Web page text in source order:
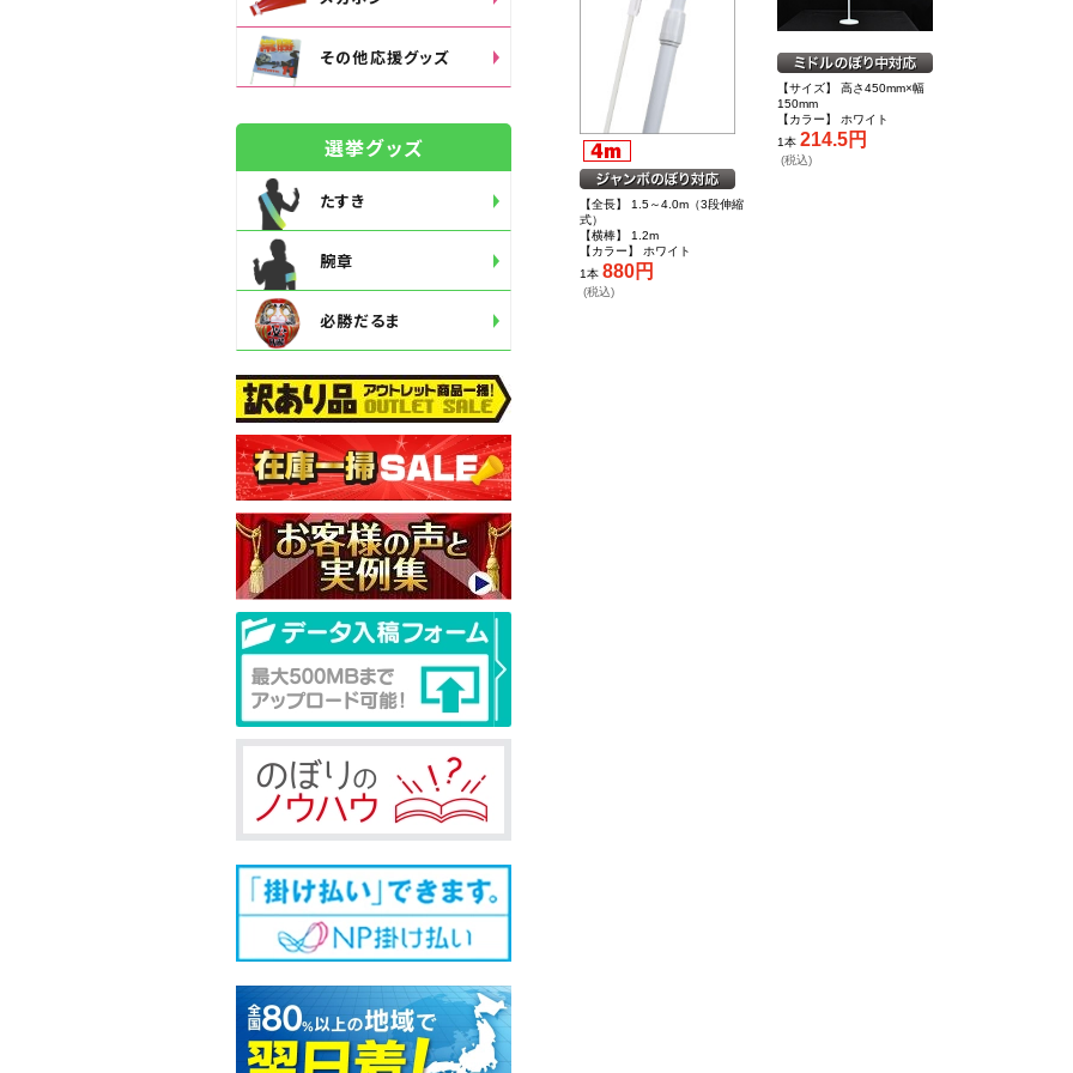
【全長】 1.5～4.0m（3段伸縮
式）
【横棒】 1.2m
【カラー】 ホワイト
1本 880円
(税込)
【サイズ】 高さ450mm×幅
150mm
【カラー】 ホワイト
1本 214.5円
(税込)
その他応援グッズ
選挙グッズ
たすき
腕章
必勝だるま